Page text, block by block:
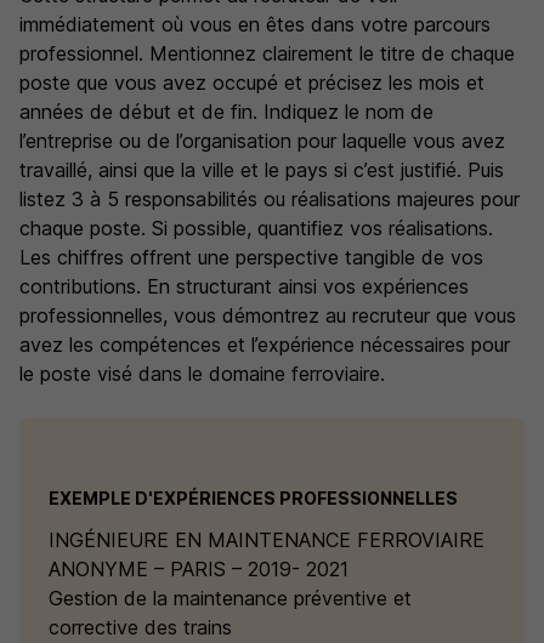
immédiatement où vous en êtes dans votre parcours
professionnel. Mentionnez clairement le titre de chaque
poste que vous avez occupé et précisez les mois et
années de début et de fin. Indiquez le nom de
l’entreprise ou de l’organisation pour laquelle vous avez
travaillé, ainsi que la ville et le pays si c’est justifié. Puis
listez 3 à 5 responsabilités ou réalisations majeures pour
chaque poste. Si possible, quantifiez vos réalisations.
Les chiffres offrent une perspective tangible de vos
contributions. En structurant ainsi vos expériences
professionnelles, vous démontrez au recruteur que vous
avez les compétences et l’expérience nécessaires pour
le poste visé dans le domaine ferroviaire.
EXEMPLE D'EXPÉRIENCES PROFESSIONNELLES
INGÉNIEURE EN MAINTENANCE FERROVIAIRE
ANONYME – PARIS – 2019- 2021
Gestion de la maintenance préventive et
corrective des trains